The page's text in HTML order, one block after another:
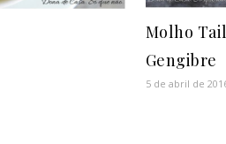
Molho
Gengibre
5 de abril de